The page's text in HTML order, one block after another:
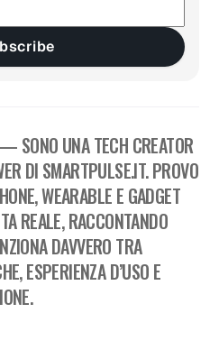
— SONO UNA TECH CREATOR
DI SMARTPULSE.IT. PROVO
WEARABLE E GADGET
REALE, RACCONTANDO
DAVVERO TRA
ESPERIENZA D’USO E